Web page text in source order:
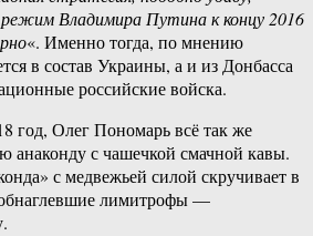
Владимира Путина к концу 2016
«. Именно тогда, по мнению
в состав Украины, а и из Донбасса
российские войска.
год, Олег Пономарь всё так же
анаконду с чашечкой смачной кавы.
с медвежьей силой скручивает в
лимитрофы —